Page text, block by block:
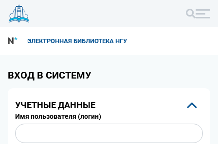
ЭЛЕКТРОННАЯ БИБЛИОТЕКА НГУ
ВХОД В СИСТЕМУ
УЧЕТНЫЕ ДАННЫЕ
Имя пользователя (логин)